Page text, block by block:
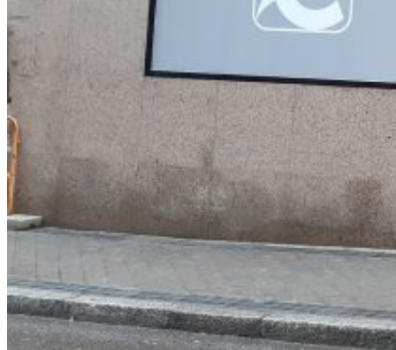
Cooperativa
Somos por y para las personas. Descubre
Fundación
A través de nuestra Fundación
Compromisos